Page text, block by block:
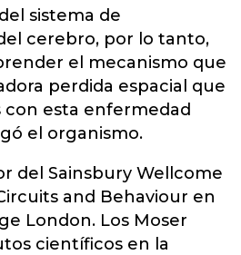
sistema de
cerebro, por lo tanto,
el mecanismo que
perdida espacial que
con esta enfermedad
el organismo.
del Sainsbury Wellcome
and Behaviour en
London. Los Moser
científicos en la